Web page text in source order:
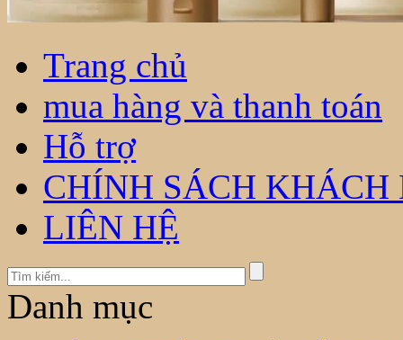
Trang chủ
mua hàng và thanh toán
Hỗ trợ
CHÍNH SÁCH KHÁCH
LIÊN HỆ
Danh mục